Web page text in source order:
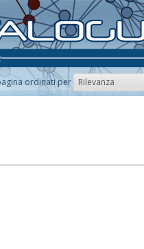
ordinati per Rilevanza